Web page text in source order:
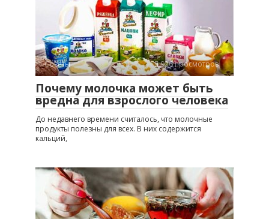
Советы 926 просмотров
Почему молочка может быть
вредна для взрослого человека
До недавнего времени считалось, что молочные
продукты полезны для всех. В них содержится
кальций,